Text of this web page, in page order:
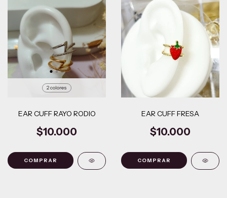
2 colores
EAR CUFF RAYO RODIO
$10.000
COMPRAR
EAR CUFF FRESA
$10.000